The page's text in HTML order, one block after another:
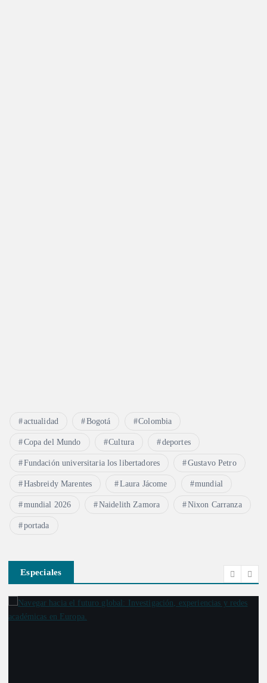
actualidad Bogotá Colombia
Copa del Mundo Cultura deportes
Fundación universitaria los libertadores Gustavo Petro
Hasbreidy Marentes Laura Jácome mundial
mundial 2026 Naidelith Zamora Nixon Carranza
portada
Especiales